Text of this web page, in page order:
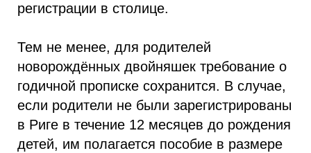
регистрации в столице.
Тем не менее, для родителей
новорождённых двойняшек требование о
годичной прописке сохранится. В случае,
если родители не были зарегистрированы
в Риге в течение 12 месяцев до рождения
детей, им полагается пособие в размере